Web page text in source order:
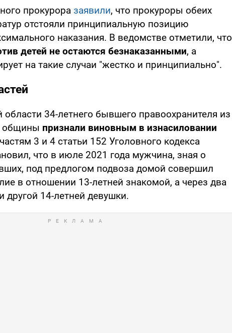
прокурора заявили, что прокуроры обеих
отстояли принципиальную позицию
наказания. В ведомстве отметили, что
детей не остаются безнаказанными, а
на такие случаи "жестко и принципиально".
области 34-летнего бывшего правоохранителя из
общины признали виновным в изнасиловании
3 и 4 статьи 152 Уголовного кодекса
что в июле 2021 года мужчина, зная о
под предлогом подвоза домой совершил
в отношении 13-летней знакомой, а через два
другой 14-летней девушки.